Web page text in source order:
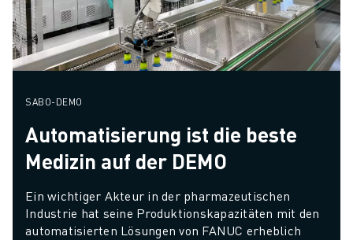
SABO-DEMO
Automatisierung ist die beste
Medizin auf der DEMO
Ein wichtiger Akteur in der pharmazeutischen
Industrie hat seine Produktionskapazitäten mit den
automatisierten Lösungen von FANUC erheblich